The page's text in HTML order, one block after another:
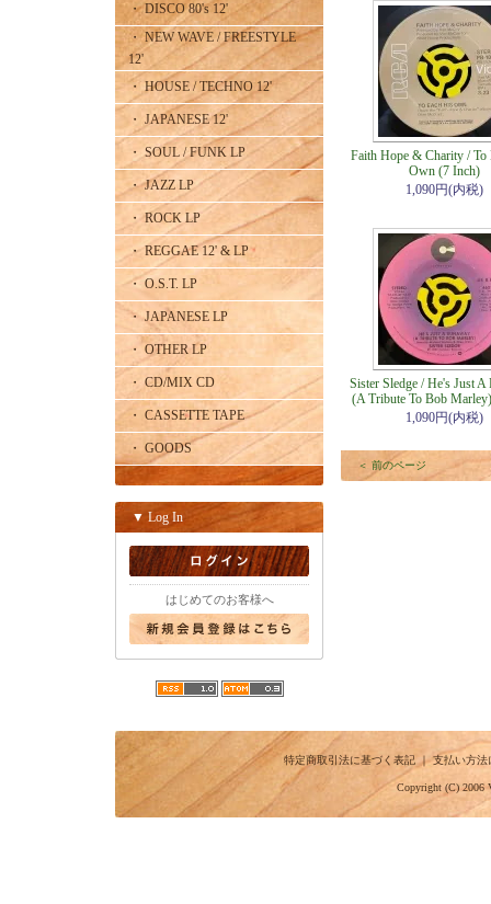
・ DISCO 80's 12'
・ NEW WAVE / FREESTYLE
12'
・ HOUSE / TECHNO 12'
・ JAPANESE 12'
・ SOUL / FUNK LP
・ JAZZ LP
・ ROCK LP
・ REGGAE 12' & LP
・ O.S.T. LP
・ JAPANESE LP
・ OTHER LP
・ CD/MIX CD
・ CASSETTE TAPE
・ GOODS
▼ Log In
はじめてのお客様へ
Faith Hope & Charity / To
Own (7 Inch)
1,090円(内税)
Sister Sledge / He's Just A
(A Tribute To Bob
1,090円(内税)
＜ 前のページ
特定商取引法に基づく表記｜支払い方法
Copyright (C) 2006